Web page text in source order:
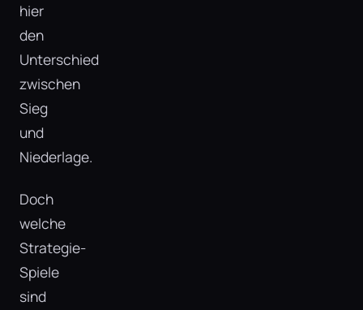
hier
den
Unterschied
zwischen
Sieg
und
Niederlage.
Doch
welche
Strategie-
Spiele
sind